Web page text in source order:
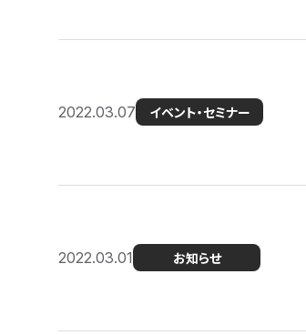
2022.03.07 イベント・セミナー
2022.03.01 お知らせ